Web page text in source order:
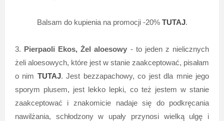
Balsam do kupienia na promocji -20% TUTAJ.
3. Pierpaoli Ekos, Żel aloesowy - to jeden z nielicznych
żeli aloesowych, które jest w stanie zaakceptować, pisałam
o nim TUTAJ. Jest bezzapachowy, co jest dla mnie jego
sporym plusem, jest lekko lepki, co też jestem w stanie
zaakceptować i znakomicie nadaje się do podkręcania
nawilżania, schłodzony w upały przynosi wielką ulgę i